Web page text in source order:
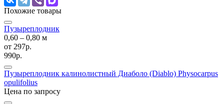
Похожие товары
Пузыреплодник
0,60 ‒ 0,80 м
от 297р.
990р.
Пузыреплодник калинолистный Диаболо (Diablo) Physocarpus
opulifolius
Цена по запросу